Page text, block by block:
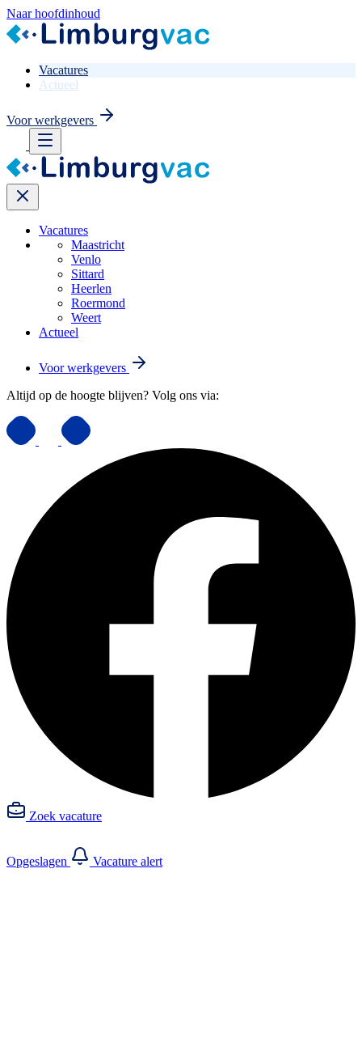
Naar hoofdinhoud
Vacatures
Actueel
Voor werkgevers
Vacatures
Maastricht
Venlo
Sittard
Heerlen
Roermond
Weert
Actueel
Voor werkgevers
Altijd op de hoogte blijven? Volg ons via:
Zoek vacature
Opgeslagen Vacature alert